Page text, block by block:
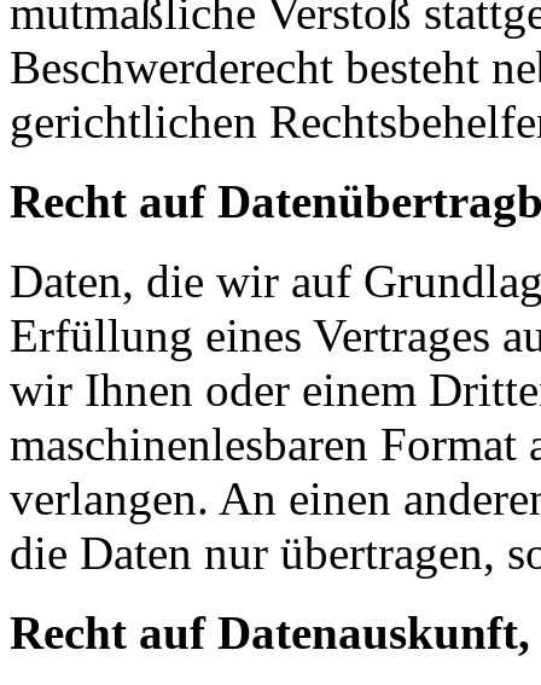
mutmaßliche Verstoß
Beschwerderecht besteht
gerichtlichen
Recht auf
Daten, die wir auf
Erfüllung eines Vertrages
wir Ihnen oder einem
maschinenlesbaren Format
verlangen. An einen
die Daten nur übertragen,
Recht auf